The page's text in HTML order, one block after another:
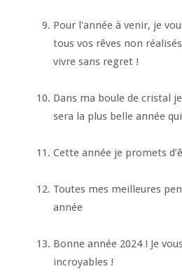
Pour l'année à venir, je
tous vos rêves non
vivre sans regret !
Dans ma boule de cristal
sera la plus belle année
Cette année je promets
Toutes mes meilleures
année
Bonne année 2024 ! Je
incroyables !